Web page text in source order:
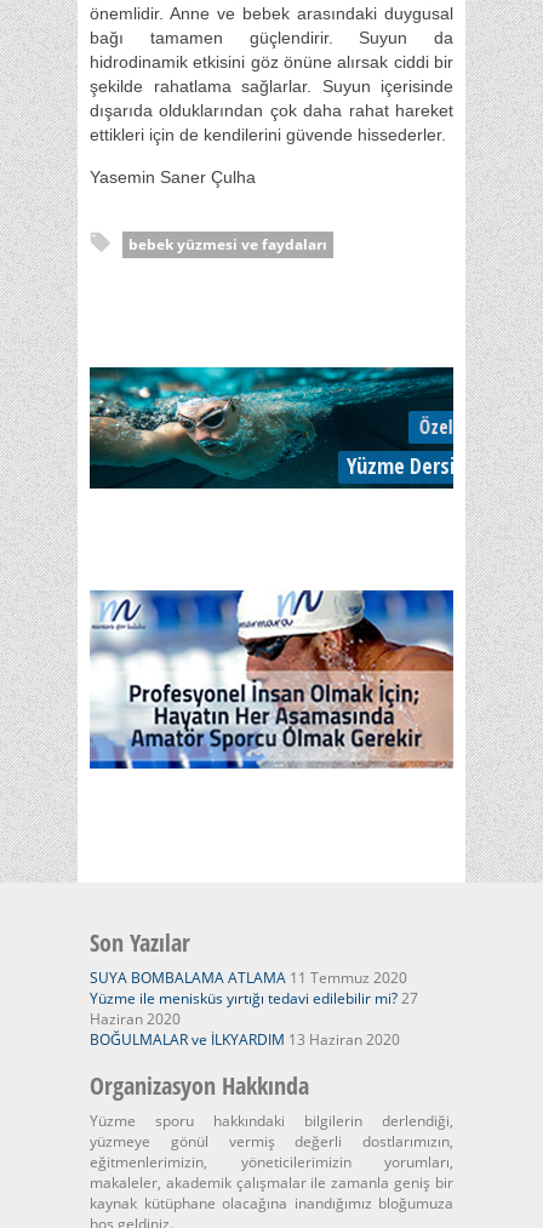
önemlidir. Anne ve bebek arasındaki duygusal
bağı tamamen güçlendirir. Suyun da
hidrodinamik etkisini göz önüne alırsak ciddi bir
şekilde rahatlama sağlarlar. Suyun içerisinde
dışarıda olduklarından çok daha rahat hareket
ettikleri için de kendilerini güvende hissederler.
Yasemin Saner Çulha
bebek yüzmesi ve faydaları
Son Yazılar
SUYA BOMBALAMA ATLAMA 11 Temmuz 2020
Yüzme ile menisküs yırtığı tedavi edilebilir mi?27
Haziran 2020
BOĞULMALAR ve İLKYARDIM 13 Haziran 2020
Organizasyon Hakkında
Yüzme sporu hakkındaki bilgilerin derlendiği,
yüzmeye gönül vermiş değerli dostlarımızın,
eğitmenlerimizin, yöneticilerimizin yorumları,
makaleler, akademik çalışmalar ile zamanla geniş bir
kaynak kütüphane olacağına inandığımız bloğumuza
hoş geldiniz.